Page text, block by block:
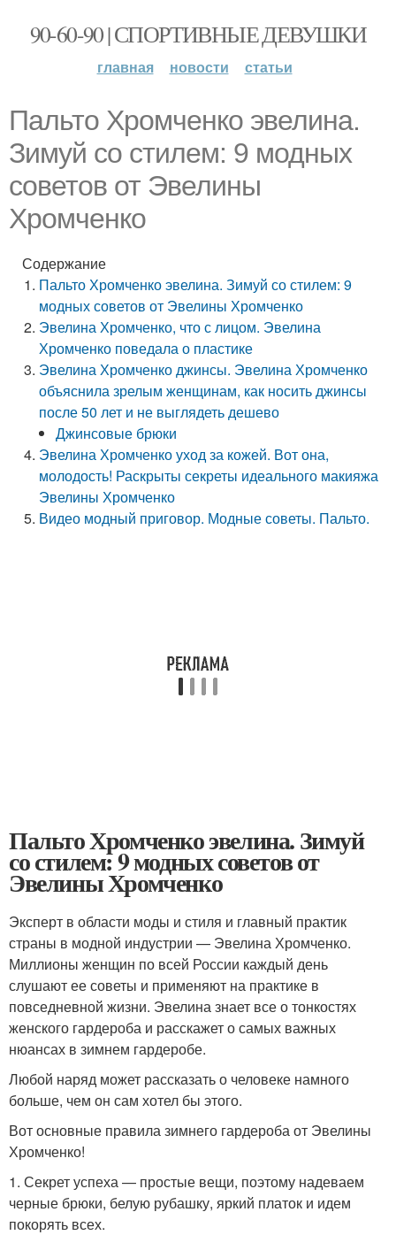
90-60-90 | СПОРТИВНЫЕ ДЕВУШКИ
главная новости статьи
Пальто Хромченко эвелина.
Зимуй со стилем: 9 модных
советов от Эвелины
Хромченко
Содержание
Пальто Хромченко эвелина. Зимуй со стилем: 9
модных советов от Эвелины Хромченко
Эвелина Хромченко, что с лицом. Эвелина
Хромченко поведала о пластике
Эвелина Хромченко джинсы. Эвелина Хромченко
объяснила зрелым женщинам, как носить джинсы
после 50 лет и не выглядеть дешево
Джинсовые брюки
Эвелина Хромченко уход за кожей. Вот она,
молодость! Раскрыты секреты идеального макияжа
Эвелины Хромченко
Видео модный приговор. Модные советы. Пальто.
Пальто Хромченко эвелина. Зимуй
со стилем: 9 модных советов от
Эвелины Хромченко
Эксперт в области моды и стиля и главный практик
страны в модной индустрии — Эвелина Хромченко.
Миллионы женщин по всей России каждый день
слушают ее советы и применяют на практике в
повседневной жизни. Эвелина знает все о тонкостях
женского гардероба и расскажет о самых важных
нюансах в зимнем гардеробе.
Любой наряд может рассказать о человеке намного
больше, чем он сам хотел бы этого.
Вот основные правила зимнего гардероба от Эвелины
Хромченко!
1. Секрет успеха — простые вещи, поэтому надеваем
черные брюки, белую рубашку, яркий платок и идем
покорять всех.